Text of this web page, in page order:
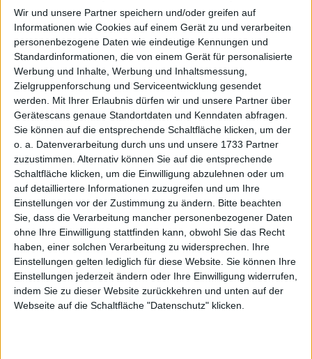
Wir und unsere Partner speichern und/oder greifen auf
Informationen wie Cookies auf einem Gerät zu und verarbeiten
personenbezogene Daten wie eindeutige Kennungen und
Standardinformationen, die von einem Gerät für personalisierte
Werbung und Inhalte, Werbung und Inhaltsmessung,
Zielgruppenforschung und Serviceentwicklung gesendet
werden.
Mit Ihrer Erlaubnis dürfen wir und unsere Partner über
Gerätescans genaue Standortdaten und Kenndaten abfragen.
Sie können auf die entsprechende Schaltfläche klicken, um der
o. a. Datenverarbeitung durch uns und unsere 1733 Partner
zuzustimmen. Alternativ können Sie auf die entsprechende
Schaltfläche klicken, um die Einwilligung abzulehnen oder um
auf detailliertere Informationen zuzugreifen und um Ihre
Einstellungen vor der Zustimmung zu ändern.
Bitte beachten
Sie, dass die Verarbeitung mancher personenbezogener Daten
ohne Ihre Einwilligung stattfinden kann, obwohl Sie das Recht
haben, einer solchen Verarbeitung zu widersprechen. Ihre
Einstellungen gelten lediglich für diese Website. Sie können Ihre
Einstellungen jederzeit ändern oder Ihre Einwilligung widerrufen,
indem Sie zu dieser Website zurückkehren und unten auf der
Webseite auf die Schaltfläche "Datenschutz" klicken.
Wähle Aktie
Janosch Film & Medien (HAM:JFIK)
ISIN:
DE000A0XFNB0
WKN:
A0XFNB
KAUF VERKAUF
Advanced Profile